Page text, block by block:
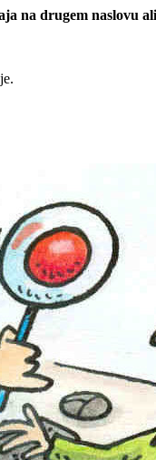
na drugem naslovu